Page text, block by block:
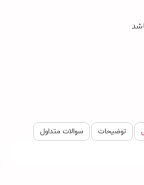
توضیحات سوالات متداول